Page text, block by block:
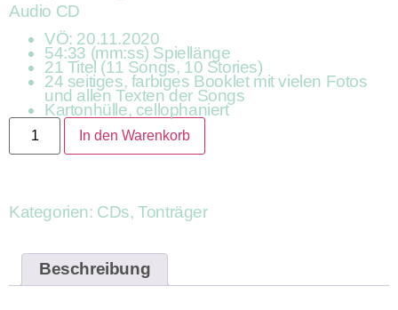
Audio CD
VÖ: 20.11.2020
54:33 (mm:ss) Spiellänge
21 Titel (11 Songs, 10 Stories)
24 seitiges, farbiges Booklet mit vielen Fotos
und allen Texten der Songs
Kartonhülle, cellophaniert
In den Warenkorb
Kategorien: CDs,Tonträger
Beschreibung